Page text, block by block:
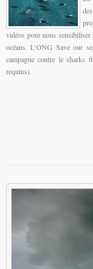
vidéos pour nous sensibiliser
océans. L’ONG Save our
campagne contre le sharks
requins).